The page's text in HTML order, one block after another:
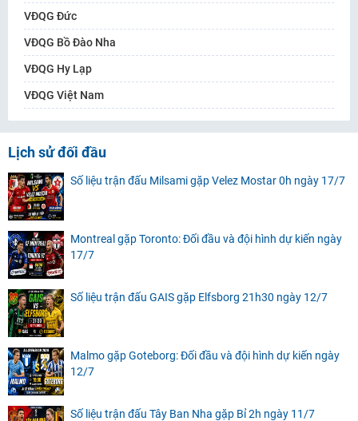
VĐQG Đức
VĐQG Bồ Đào Nha
VĐQG Hy Lạp
VĐQG Việt Nam
Lịch sử đối đầu
Số liệu trận đấu Milsami gặp Velez Mostar 0h ngày 17/7
Montreal gặp Toronto: Đối đầu và đội hình dự kiến ngày
17/7
Số liệu trận đấu GAIS gặp Elfsborg 21h30 ngày 12/7
Malmo gặp Goteborg: Đối đầu và đội hình dự kiến ngày
12/7
Số liệu trận đấu Tây Ban Nha gặp Bỉ 2h ngày 11/7